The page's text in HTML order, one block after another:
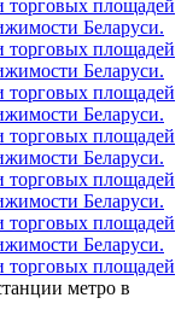
торговых площадей
Беларуси.
торговых площадей
Беларуси.
торговых площадей
Беларуси.
торговых площадей
Беларуси.
торговых площадей
Беларуси.
торговых площадей
Беларуси.
торговых площадей
метро в